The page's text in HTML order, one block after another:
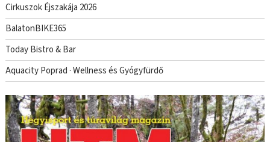
Cirkuszok Éjszakája 2026
BalatonBIKE365
Today Bistro & Bar
Aquacity Poprad · Wellness és Gyógyfürdő